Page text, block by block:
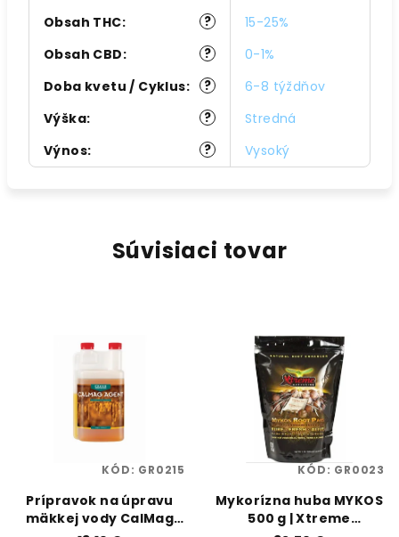
?
Obsah THC:
15-25%
?
Obsah CBD:
0-1%
?
Doba kvetu / Cyklus:
6-8 týždňov
?
Výška:
Stredná
?
Výnos: Vysoký
Súvisiaci tovar
Prípravok na úpravu
mäkkej vody CalMag
KÓD: GR0215
Mykorízna huba MYKOS
500 g | Xtreme
KÓD: GR0023